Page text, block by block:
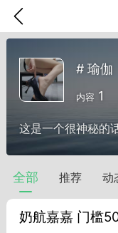
# 瑜伽
内容 1
这是一个很神秘的
全部 推荐 动
奶航嘉嘉 门槛